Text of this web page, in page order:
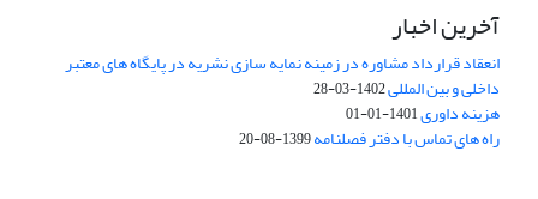
آخرین اخبار
انعقاد قرارداد مشاوره در زمینه نمایه سازی نشریه در پایگاه های معتبر
داخلی و بین المللی1402-03-28
هزینه داوری1401-01-01
راه های تماس با دفتر فصلنامه1399-08-20